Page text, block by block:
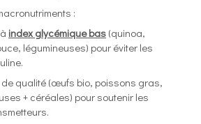
:
index glycémique bas (quinoa,
légumineuses) pour éviter les
de qualité (œufs bio, poissons gras,
+ céréales) pour soutenir les